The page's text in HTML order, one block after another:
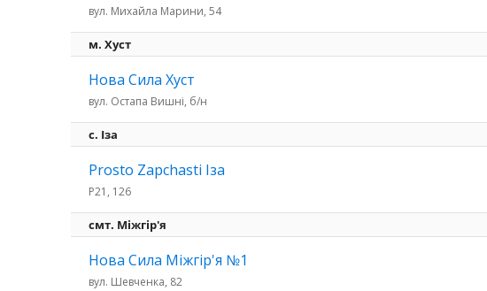
вул. Михайла Марини, 54
м. Хуст
Нова Сила Хуст
вул. Остапа Вишні, б/н
c. Іза
Prosto Zapchasti Іза
P21, 126
смт. Міжгір'я
Нова Сила Міжгір'я №1
вул. Шевченка, 82